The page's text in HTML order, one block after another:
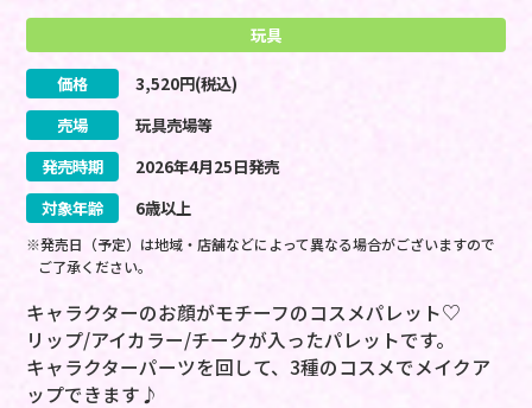
玩具
価格 3,520円(税込)
売場
玩具売場等
発売時期
2026年4月25日発売
対象年齢
6歳以上
※発売日（予定）は地域・店舗などによって異なる場合がございますので
ご了承ください。
キャラクターのお顔がモチーフのコスメパレット♡
リップ/アイカラー/チークが入ったパレットです。
キャラクターパーツを回して、3種のコスメでメイクア
ップできます♪